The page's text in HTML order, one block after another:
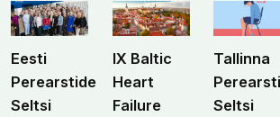
Eesti
Perearstide
Seltsi
IX Baltic
Heart
Failure
Tallinna
Seltsi